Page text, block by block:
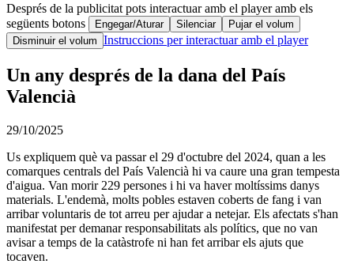
Després de la publicitat pots interactuar amb el player amb els
següents botons
Engegar/Aturar Silenciar
Pujar el volum
Disminuir el volum Instruccions per interactuar amb el player
Un any després de la dana del País
Valencià
29/10/2025
Us expliquem què va passar el 29 d'octubre del 2024, quan a les
comarques centrals del País Valencià hi va caure una gran tempesta
d'aigua. Van morir 229 persones i hi va haver moltíssims danys
materials. L'endemà, molts pobles estaven coberts de fang i van
arribar voluntaris de tot arreu per ajudar a netejar. Els afectats s'han
manifestat per demanar responsabilitats als polítics, que no van
avisar a temps de la catàstrofe ni han fet arribar els ajuts que
tocaven.